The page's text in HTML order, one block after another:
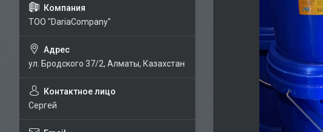
TOO "DariaCompany"
ул. Бродского 37/2, Алматы, Казахстан
Сергей